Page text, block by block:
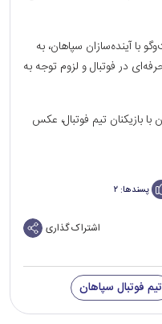
با آینده‌سازان سپاهان، به
در فوتبال و لزوم توجه به
با بازیکنان تیم فوتبال، عکس
پسندها: ۲
اشتراک گذاری
تیم فوتبال سپاهان